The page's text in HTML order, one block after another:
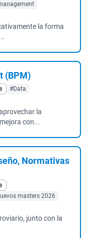
la forma
(BPM)
#Data
la
con...
Normativas
masters 2026
junto con la